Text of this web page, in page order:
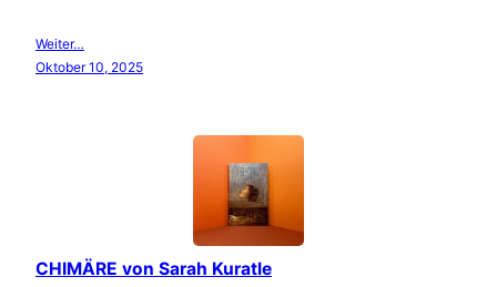
Weiter…
Oktober 10, 2025
CHIMÄRE von Sarah Kuratle